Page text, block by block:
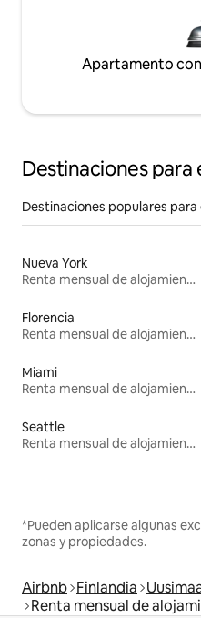
Apartamento
Destinaciones para
Destinaciones populares
Nueva York
Renta mensual de alojamientos
Florencia
Renta mensual de alojamientos
Miami
Renta mensual de alojamientos
Seattle
Renta mensual de alojamientos
*Pueden aplicarse algunas
zonas y propiedades.
Airbnb Finlandia
Renta mensual de